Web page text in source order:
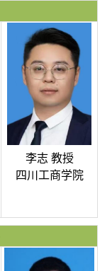
李志 教授
四川工商学院